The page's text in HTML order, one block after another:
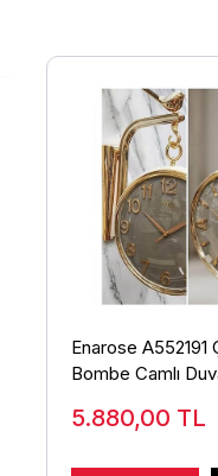
Enarose A552191
Bombe Camlı
5.880,00 TL